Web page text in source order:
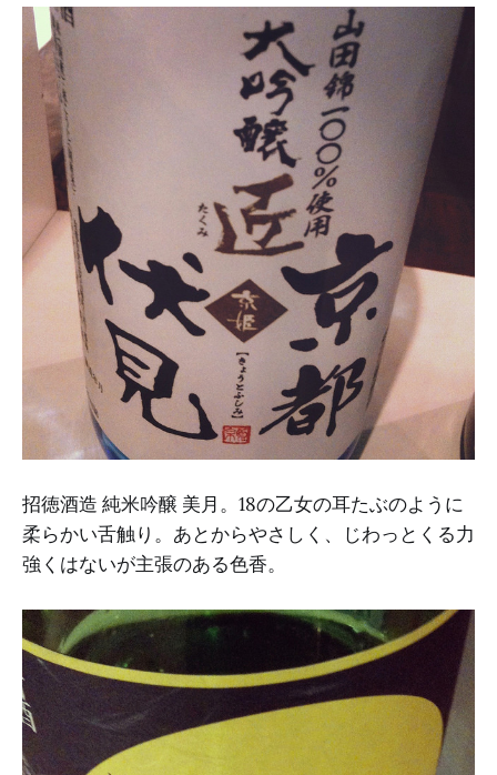
招徳酒造 純米吟醸 美月。18の乙女の耳たぶのように
柔らかい舌触り。あとからやさしく、じわっとくる力
強くはないが主張のある色香。